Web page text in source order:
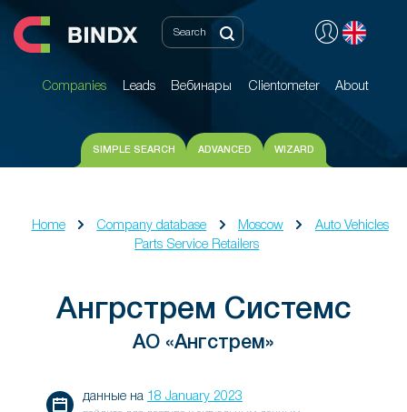
Companies Leads Вебинары Clientometer About
Companies Leads Вебинары Clientometer About
SIMPLE SEARCH ADVANCED WIZARD
Home Company database Moscow
Auto Vehicles
Parts Service Retailers
Ангрстрем Системс
АО «Ангстрем»
данные на 18 January 2023